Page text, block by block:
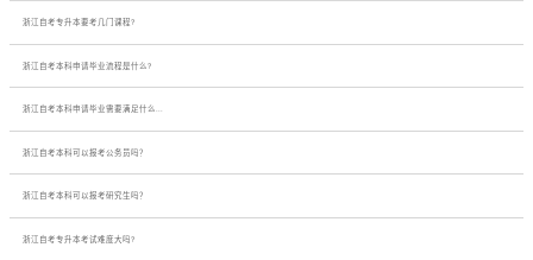
浙江自考专升本要考几门课程?
浙江自考本科申请毕业流程是什么?
浙江自考本科申请毕业需要满足什么...
浙江自考本科可以报考公务员吗？
浙江自考本科可以报考研究生吗？
浙江自考专升本考试难度大吗?